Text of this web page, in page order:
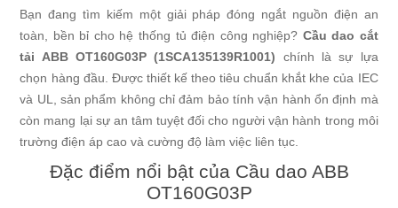
Bạn đang tìm kiếm một giải pháp đóng ngắt nguồn điện an
toàn, bền bỉ cho hệ thống tủ điện công nghiệp? Cầu dao cắt
tải ABB OT160G03P (1SCA135139R1001) chính là sự lựa
chọn hàng đầu. Được thiết kế theo tiêu chuẩn khắt khe của IEC
và UL, sản phẩm không chỉ đảm bảo tính vận hành ổn định mà
còn mang lại sự an tâm tuyệt đối cho người vận hành trong môi
trường điện áp cao và cường độ làm việc liên tục.
Đặc điểm nổi bật của Cầu dao ABB
OT160G03P